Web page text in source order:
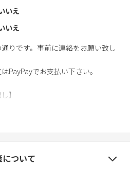
いえ
いえ
りです。事前に連絡をお願い致し
PayPayでお支払い下さい。
】
ト、トングがございます。
す。
です。¥1,100（6月〜12月限定）
ついて